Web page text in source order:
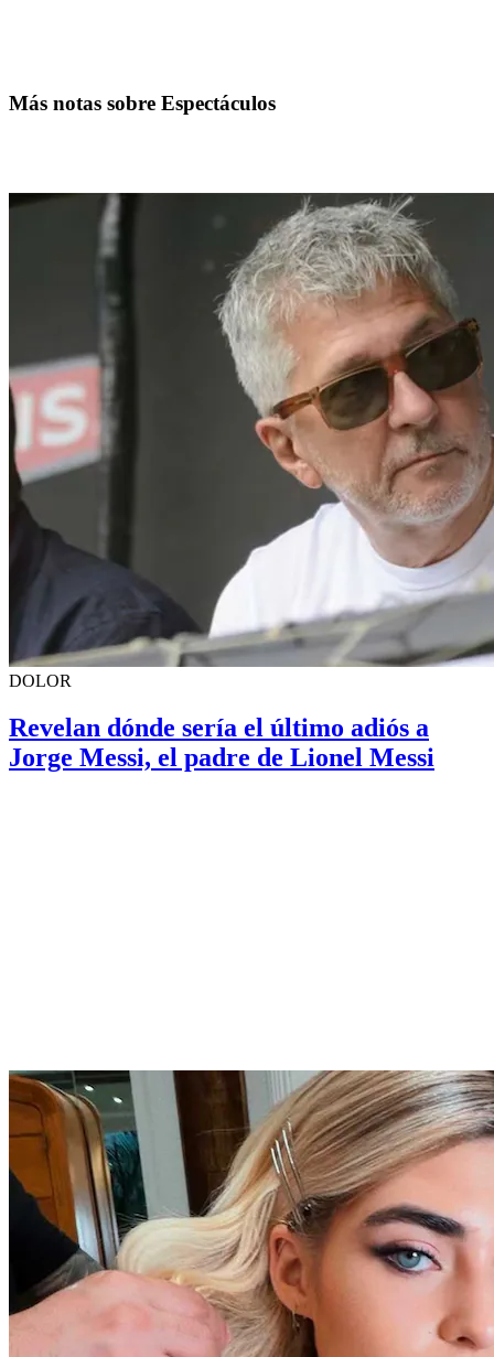
Más notas sobre Espectáculos
DOLOR
Revelan dónde sería el último adiós a
Jorge Messi, el padre de Lionel Messi